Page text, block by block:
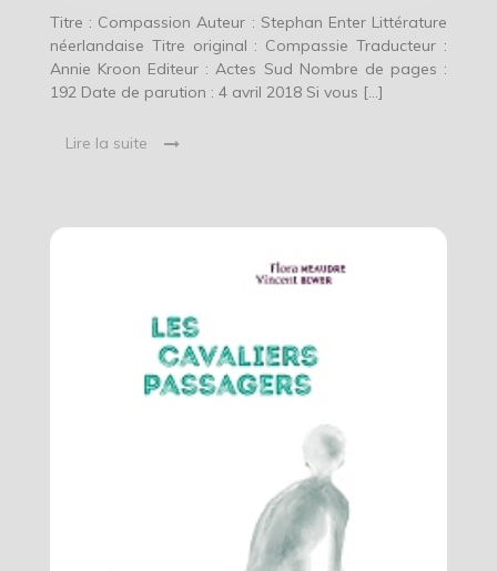
Titre : Compassion Auteur : Stephan Enter Littérature
néerlandaise Titre original : Compassie Traducteur :
Annie Kroon Editeur : Actes Sud Nombre de pages :
192 Date de parution : 4 avril 2018 Si vous […]
Lire la suite